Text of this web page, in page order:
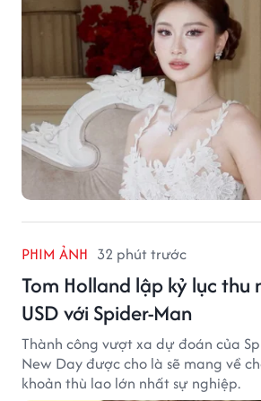
PHIM ẢNH 32 phút trước
Tom Holland lập kỷ lục thu
USD với Spider-Man
Thành công vượt xa dự đoán của
New Day được cho là sẽ mang về
khoản thù lao lớn nhất sự nghiệp.